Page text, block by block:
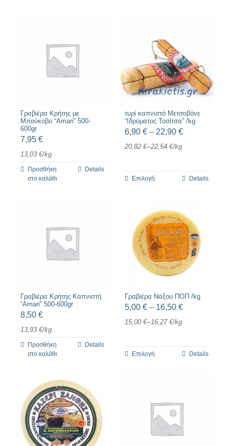
Γραβιέρα Κρήτης με
Μπούκοβο “Amari” 500-
600gr
7,95 €
13,03 €/kg
Προσθήκη
στο καλάθι
Details
τυρί καπνιστό Μετσοβόνε
“Ιδρύματος Τοσίτσα” /kg
6,90 € – 22,90 €Price
through
20,82 €–22,54 €/kg
Επιλογή
προϊόν
έχει
πολλαπλές
παραλλαγές.
Οι
μπορούν
να
επιλεγούν
Details
Γραβιέρα Κρήτης Καπνιστή
“Amari” 500-600gr
8,50 €
13,93 €/kg
Προσθήκη
στο καλάθι
Details
Γραβιέρα Νάξου ΠΟΠ /kg
5,00 € – 16,50 €Price
through
15,00 €–16,27 €/kg
Επιλογή
πολλαπλές
παραλλαγές.
Details